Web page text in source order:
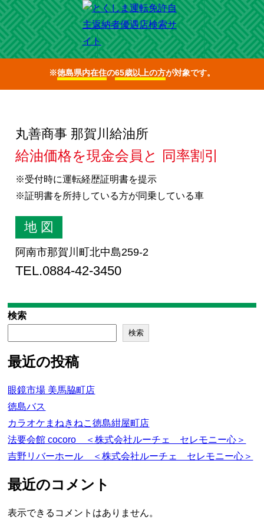
※徳島県内在住の65歳以上の方が対象です。
丸善商事 那賀川給油所
給油価格を現金会員と 同率割引
※受付時に運転経歴証明書を提示
※証明書を所持している方が同乗している車
地 図
阿南市那賀川町北中島259-2
TEL.0884-42-3450
検索
検索
最近の投稿
眼鏡市場 美馬脇町店
徳島バス
カラオケまねきねこ徳島紺屋町店
法要会館 cocoro ＜株式会社ルーチェ セレモニー心＞
吉野リバーホール ＜株式会社ルーチェ セレモニー心＞
最近のコメント
表示できるコメントはありません。